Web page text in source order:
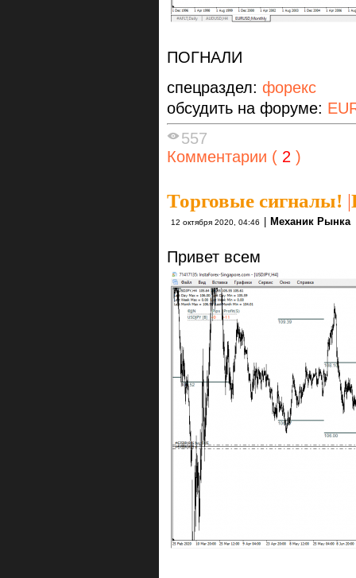
ПОГНАЛИ
спецраздел: форекс
обсудить на форуме:
557
Комментарии ( 2 )
Торговые сигналы! |
12 октября 2020, 04:46 Механик Рынка
Привет всем